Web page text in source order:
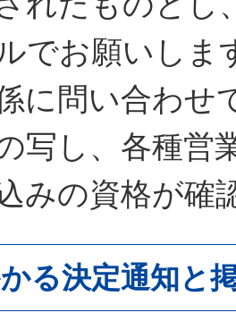
でお願いしま
に問い合わせ
写し、各種営
みの資格が確
る決定通知と